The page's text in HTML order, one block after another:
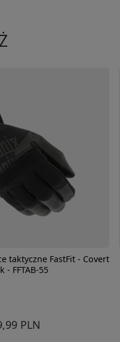
taktyczne FastFit - Covert
- FFTAB-55
PLN